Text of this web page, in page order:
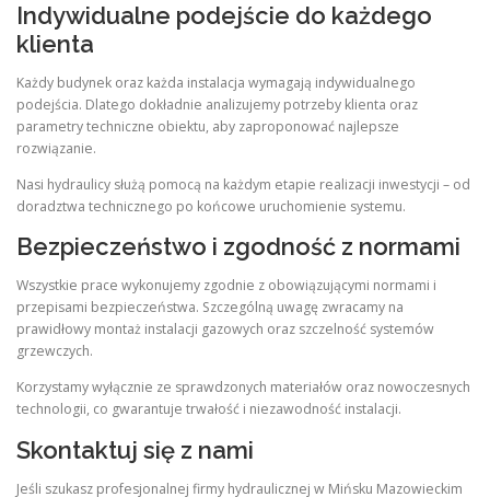
Indywidualne podejście do każdego
klienta
Każdy budynek oraz każda instalacja wymagają indywidualnego
podejścia. Dlatego dokładnie analizujemy potrzeby klienta oraz
parametry techniczne obiektu, aby zaproponować najlepsze
rozwiązanie.
Nasi hydraulicy służą pomocą na każdym etapie realizacji inwestycji – od
doradztwa technicznego po końcowe uruchomienie systemu.
Bezpieczeństwo i zgodność z normami
Wszystkie prace wykonujemy zgodnie z obowiązującymi normami i
przepisami bezpieczeństwa. Szczególną uwagę zwracamy na
prawidłowy montaż instalacji gazowych oraz szczelność systemów
grzewczych.
Korzystamy wyłącznie ze sprawdzonych materiałów oraz nowoczesnych
technologii, co gwarantuje trwałość i niezawodność instalacji.
Skontaktuj się z nami
Jeśli szukasz profesjonalnej firmy hydraulicznej w Mińsku Mazowieckim